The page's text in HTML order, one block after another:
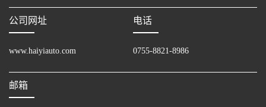
公司网址
www.haiyiauto.com
电话
0755-8821-8986
邮箱